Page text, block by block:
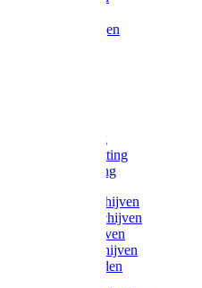
Aanlegringen
Voetketting
Scheepsketting
Victorketting
Afbraamschijven
Doorslijpschijven
Lamelschijven
Diamantschijven
Laselektroden